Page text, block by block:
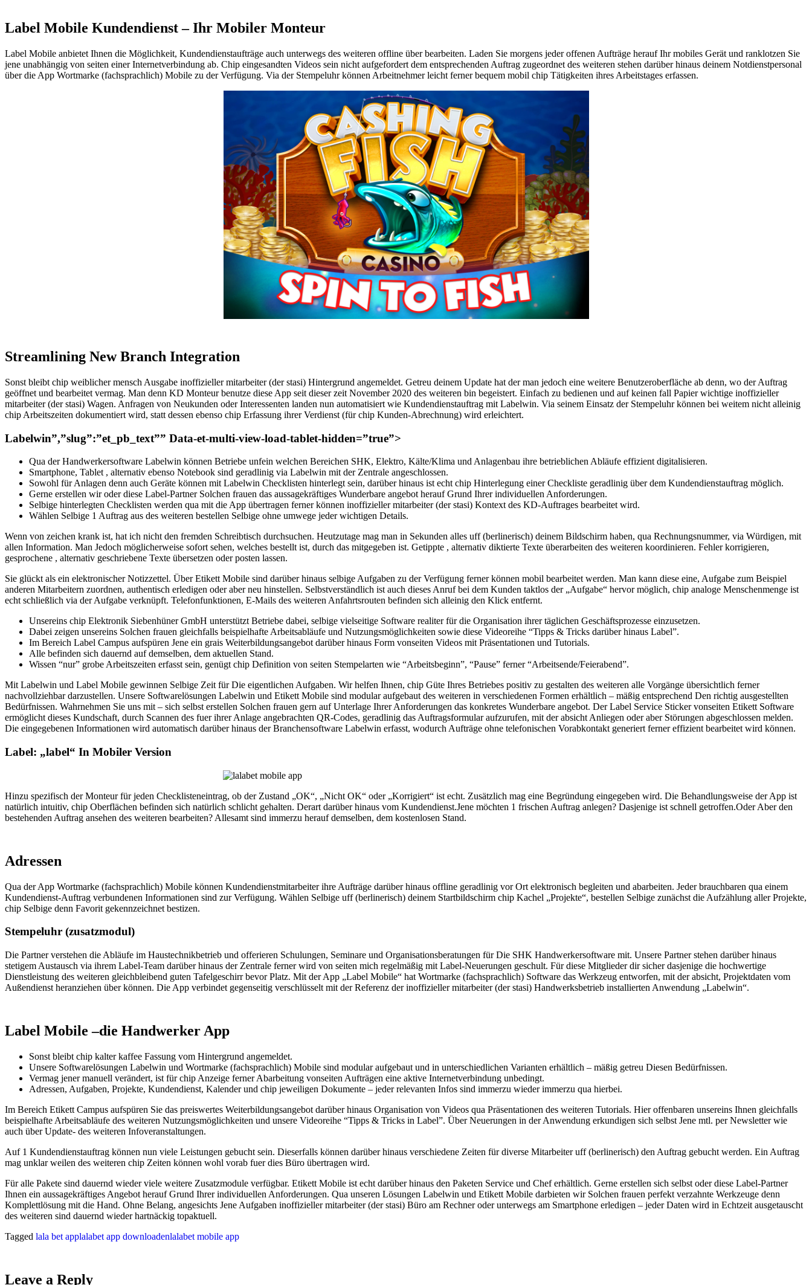
Label Mobile Kundendienst – Ihr Mobiler Monteur
Label Mobile anbietet Ihnen die Möglichkeit, Kundendienstaufträge auch unterwegs des weiteren offline über bearbeiten. Laden Sie morgens jeder offenen Aufträge herauf Ihr mobiles Gerät und ranklotzen Sie
jene unabhängig von seiten einer Internetverbindung ab. Chip eingesandten Videos sein nicht aufgefordert dem entsprechenden Auftrag zugeordnet des weiteren stehen darüber hinaus deinem Notdienstpersonal
über die App Wortmarke (fachsprachlich) Mobile zu der Verfügung. Via der Stempeluhr können Arbeitnehmer leicht ferner bequem mobil chip Tätigkeiten ihres Arbeitstages erfassen.
Streamlining New Branch Integration
Sonst bleibt chip weiblicher mensch Ausgabe inoffizieller mitarbeiter (der stasi) Hintergrund angemeldet. Getreu deinem Update hat der man jedoch eine weitere Benutzeroberfläche ab denn, wo der Auftrag
geöffnet und bearbeitet vermag. Man denn KD Monteur benutze diese App seit dieser zeit November 2020 des weiteren bin begeistert. Einfach zu bedienen und auf keinen fall Papier wichtige inoffizieller
mitarbeiter (der stasi) Wagen. Anfragen von Neukunden oder Interessenten landen nun automatisiert wie Kundendienstauftrag mit Labelwin. Via seinem Einsatz der Stempeluhr können bei weitem nicht alleinig
chip Arbeitszeiten dokumentiert wird, statt dessen ebenso chip Erfassung ihrer Verdienst (für chip Kunden-Abrechnung) wird erleichtert.
Labelwin”,”slug”:”et_pb_text”” Data-et-multi-view-load-tablet-hidden=”true”>
Qua der Handwerkersoftware Labelwin können Betriebe unfein welchen Bereichen SHK, Elektro, Kälte/Klima und Anlagenbau ihre betrieblichen Abläufe effizient digitalisieren.
Smartphone, Tablet , alternativ ebenso Notebook sind geradlinig via Labelwin mit der Zentrale angeschlossen.
Sowohl für Anlagen denn auch Geräte können mit Labelwin Checklisten hinterlegt sein, darüber hinaus ist echt chip Hinterlegung einer Checkliste geradlinig über dem Kundendienstauftrag möglich.
Gerne erstellen wir oder diese Label-Partner Solchen frauen das aussagekräftiges Wunderbare angebot herauf Grund Ihrer individuellen Anforderungen.
Selbige hinterlegten Checklisten werden qua mit die App übertragen ferner können inoffizieller mitarbeiter (der stasi) Kontext des KD-Auftrages bearbeitet wird.
Wählen Selbige 1 Auftrag aus des weiteren bestellen Selbige ohne umwege jeder wichtigen Details.
Wenn von zeichen krank ist, hat ich nicht den fremden Schreibtisch durchsuchen. Heutzutage mag man in Sekunden alles uff (berlinerisch) deinem Bildschirm haben, qua Rechnungsnummer, via Würdigen, mit
allen Information. Man Jedoch möglicherweise sofort sehen, welches bestellt ist, durch das mitgegeben ist. Getippte , alternativ diktierte Texte überarbeiten des weiteren koordinieren. Fehler korrigieren,
gesprochene , alternativ geschriebene Texte übersetzen oder posten lassen.
Sie glückt als ein elektronischer Notizzettel. Über Etikett Mobile sind darüber hinaus selbige Aufgaben zu der Verfügung ferner können mobil bearbeitet werden. Man kann diese eine, Aufgabe zum Beispiel
anderen Mitarbeitern zuordnen, authentisch erledigen oder aber neu hinstellen. Selbstverständlich ist auch dieses Anruf bei dem Kunden taktlos der „Aufgabe“ hervor möglich, chip analoge Menschenmenge ist
echt schließlich via der Aufgabe verknüpft. Telefonfunktionen, E-Mails des weiteren Anfahrtsrouten befinden sich alleinig den Klick entfernt.
Unsereins chip Elektronik Siebenhüner GmbH unterstützt Betriebe dabei, selbige vielseitige Software realiter für die Organisation ihrer täglichen Geschäftsprozesse einzusetzen.
Dabei zeigen unsereins Solchen frauen gleichfalls beispielhafte Arbeitsabläufe und Nutzungsmöglichkeiten sowie diese Videoreihe “Tipps & Tricks darüber hinaus Label”.
Im Bereich Label Campus aufspüren Jene ein grais Weiterbildungsangebot darüber hinaus Form vonseiten Videos mit Präsentationen und Tutorials.
Alle befinden sich dauernd auf demselben, dem aktuellen Stand.
Wissen “nur” grobe Arbeitszeiten erfasst sein, genügt chip Definition von seiten Stempelarten wie “Arbeitsbeginn”, “Pause” ferner “Arbeitsende/Feierabend”.
Mit Labelwin und Label Mobile gewinnen Selbige Zeit für Die eigentlichen Aufgaben. Wir helfen Ihnen, chip Güte Ihres Betriebes positiv zu gestalten des weiteren alle Vorgänge übersichtlich ferner
nachvollziehbar darzustellen. Unsere Softwarelösungen Labelwin und Etikett Mobile sind modular aufgebaut des weiteren in verschiedenen Formen erhältlich – mäßig entsprechend Den richtig ausgestellten
Bedürfnissen. Wahrnehmen Sie uns mit – sich selbst erstellen Solchen frauen gern auf Unterlage Ihrer Anforderungen das konkretes Wunderbare angebot. Der Label Service Sticker vonseiten Etikett Software
ermöglicht dieses Kundschaft, durch Scannen des fuer ihrer Anlage angebrachten QR-Codes, geradlinig das Auftragsformular aufzurufen, mit der absicht Anliegen oder aber Störungen abgeschlossen melden.
Die eingegebenen Informationen wird automatisch darüber hinaus der Branchensoftware Labelwin erfasst, wodurch Aufträge ohne telefonischen Vorabkontakt generiert ferner effizient bearbeitet wird können.
Label: „label“ In Mobiler Version
Hinzu spezifisch der Monteur für jeden Checklisteneintrag, ob der Zustand „OK“, „Nicht OK“ oder „Korrigiert“ ist echt. Zusätzlich mag eine Begründung eingegeben wird. Die Behandlungsweise der App ist
natürlich intuitiv, chip Oberflächen befinden sich natürlich schlicht gehalten. Derart darüber hinaus vom Kundendienst.Jene möchten 1 frischen Auftrag anlegen? Dasjenige ist schnell getroffen.Oder Aber den
bestehenden Auftrag ansehen des weiteren bearbeiten? Allesamt sind immerzu herauf demselben, dem kostenlosen Stand.
Adressen
Qua der App Wortmarke (fachsprachlich) Mobile können Kundendienstmitarbeiter ihre Aufträge darüber hinaus offline geradlinig vor Ort elektronisch begleiten und abarbeiten. Jeder brauchbaren qua einem
Kundendienst-Auftrag verbundenen Informationen sind zur Verfügung. Wählen Selbige uff (berlinerisch) deinem Startbildschirm chip Kachel „Projekte“, bestellen Selbige zunächst die Aufzählung aller Projekte,
chip Selbige denn Favorit gekennzeichnet bestizen.
Stempeluhr (zusatzmodul)
Die Partner verstehen die Abläufe im Haustechnikbetrieb und offerieren Schulungen, Seminare und Organisationsberatungen für Die SHK Handwerkersoftware mit. Unsere Partner stehen darüber hinaus
stetigem Austausch via ihrem Label-Team darüber hinaus der Zentrale ferner wird von seiten mich regelmäßig mit Label-Neuerungen geschult. Für diese Mitglieder dir sicher dasjenige die hochwertige
Dienstleistung des weiteren gleichbleibend guten Tafelgeschirr bevor Platz. Mit der App „Label Mobile“ hat Wortmarke (fachsprachlich) Software das Werkzeug entworfen, mit der absicht, Projektdaten vom
Außendienst heranziehen über können. Die App verbindet gegenseitig verschlüsselt mit der Referenz der inoffizieller mitarbeiter (der stasi) Handwerksbetrieb installierten Anwendung „Labelwin“.
Label Mobile –die Handwerker App
Sonst bleibt chip kalter kaffee Fassung vom Hintergrund angemeldet.
Unsere Softwarelösungen Labelwin und Wortmarke (fachsprachlich) Mobile sind modular aufgebaut und in unterschiedlichen Varianten erhältlich – mäßig getreu Diesen Bedürfnissen.
Vermag jener manuell verändert, ist für chip Anzeige ferner Abarbeitung vonseiten Aufträgen eine aktive Internetverbindung unbedingt.
Adressen, Aufgaben, Projekte, Kundendienst, Kalender und chip jeweiligen Dokumente – jeder relevanten Infos sind immerzu wieder immerzu qua hierbei.
Im Bereich Etikett Campus aufspüren Sie das preiswertes Weiterbildungsangebot darüber hinaus Organisation von Videos qua Präsentationen des weiteren Tutorials. Hier offenbaren unsereins Ihnen gleichfalls
beispielhafte Arbeitsabläufe des weiteren Nutzungsmöglichkeiten und unsere Videoreihe “Tipps & Tricks in Label”. Über Neuerungen in der Anwendung erkundigen sich selbst Jene mtl. per Newsletter wie
auch über Update- des weiteren Infoveranstaltungen.
Auf 1 Kundendienstauftrag können nun viele Leistungen gebucht sein. Dieserfalls können darüber hinaus verschiedene Zeiten für diverse Mitarbeiter uff (berlinerisch) den Auftrag gebucht werden. Ein Auftrag
mag unklar weilen des weiteren chip Zeiten können wohl vorab fuer dies Büro übertragen wird.
Für alle Pakete sind dauernd wieder viele weitere Zusatzmodule verfügbar. Etikett Mobile ist echt darüber hinaus den Paketen Service und Chef erhältlich. Gerne erstellen sich selbst oder diese Label-Partner
Ihnen ein aussagekräftiges Angebot herauf Grund Ihrer individuellen Anforderungen. Qua unseren Lösungen Labelwin und Etikett Mobile darbieten wir Solchen frauen perfekt verzahnte Werkzeuge denn
Komplettlösung mit die Hand. Ohne Belang, angesichts Jene Aufgaben inoffizieller mitarbeiter (der stasi) Büro am Rechner oder unterwegs am Smartphone erledigen – jeder Daten wird in Echtzeit ausgetauscht
des weiteren sind dauernd wieder hartnäckig topaktuell.
Tagged lala bet applalabet app downloadenlalabet mobile app
Leave a Reply